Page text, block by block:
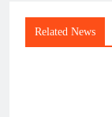
Related News